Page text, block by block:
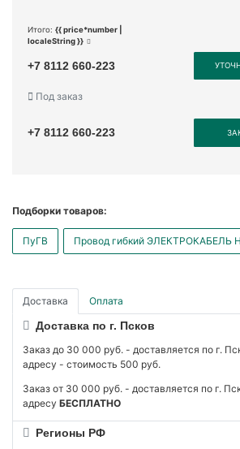
Итого: {{ price*number |
localeString }}
+7 8112 660-223
Под заказ
+7 8112 660-223
Подборки товаров:
ПуГВ Провод гибкий ЭЛЕКТРОКАБЕЛЬ
Доставка Оплата
Доставка по г. Псков
Заказ до 30 000 руб. - доставляется по г.
адресу - стоимость 500 руб.
Заказ от 30 000 руб. - доставляется по г.
адресу БЕСПЛАТНО
Регионы РФ